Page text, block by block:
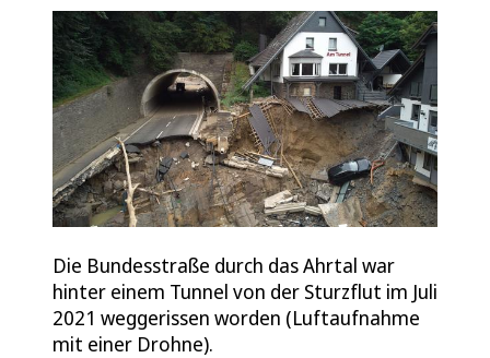
Die Bundesstraße durch das Ahrtal war
hinter einem Tunnel von der Sturzflut im Juli
2021 weggerissen worden (Luftaufnahme
mit einer Drohne).